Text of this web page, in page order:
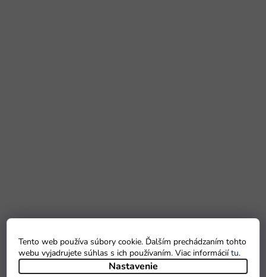
Tento web používa súbory cookie. Ďalším prechádzaním tohto
webu vyjadrujete súhlas s ich používaním. Viac informáciítu.
Nastavenie